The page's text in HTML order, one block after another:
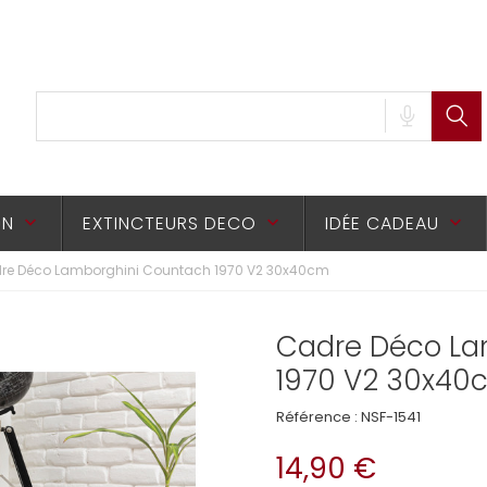
keyboard_arrow_down EXTINCTEURS DECO keyboard_arrow_down IDÉE CADEAU keyboard_arrow_down
Déco Lamborghini Countach 1970 V2 30x40cm
Cadre Déco
1970 V2
Référence : NSF-1541
14,90 €